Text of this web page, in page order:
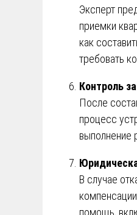
Эксперт
приемки
как
требовать
Контроль
После
процесс
выполнение
В случае
помощь,